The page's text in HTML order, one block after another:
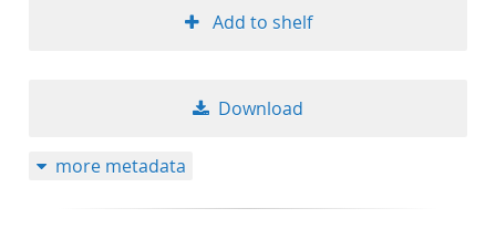
Add to shelf
Download
more metadata